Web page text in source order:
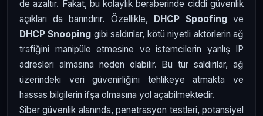
de azaltır. Fakat, bu kolaylık beraberinde ciddi güvenlik
açıkları da barındırır. Özellikle, DHCP Spoofingve
DHCP Snooping gibi saldırılar, kötü niyetli aktörlerin ağ
trafiğini manipüle etmesine ve istemcilerin yanlış IP
adresleri almasına neden olabilir. Bu tür saldırılar, ağ
üzerindeki veri güvenirliğini tehlikeye atmakta ve
hassas bilgilerin ifşa olmasına yol açabilmektedir.
Siber güvenlik alanında, penetrasyon testleri, potansiyel